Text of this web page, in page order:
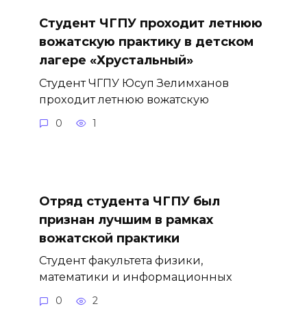
Студент ЧГПУ проходит летнюю
вожатскую практику в детском
лагере «Хрустальный»
Студент ЧГПУ Юсуп Зелимханов
проходит летнюю вожатскую
0 1
Отряд студента ЧГПУ был
признан лучшим в рамках
вожатской практики
Студент факультета физики,
математики и информационных
0 2